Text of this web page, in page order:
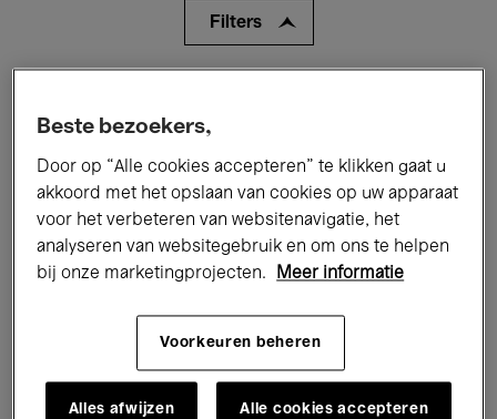
Filters
Performances Lezingen & Debatten
Jazz Klassieke Muziek Global Music
Voor iedereen Kids’ Palace
Beste bezoekers,
Door op “Alle cookies accepteren” te klikken gaat u
akkoord met het opslaan van cookies op uw apparaat
voor het verbeteren van websitenavigatie, het
analyseren van websitegebruik en om ons te helpen
bij onze marketingprojecten.
Meer informatie
Voorkeuren beheren
Alles afwijzen Alle cookies accepteren